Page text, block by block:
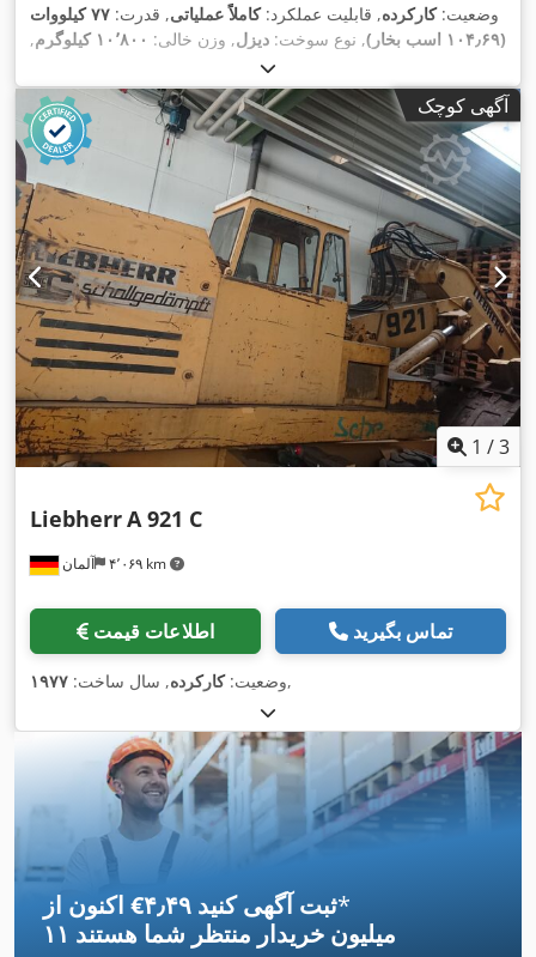
وضعیت:کارکرده, قابلیت عملکرد:کاملاً عملیاتی, قدرت:
۷۷ کیلووات
(۱۰۴٫۶۹ اسب بخار)
, نوع سوخت: دیزل, وزن خالی: ۱۰٬۸۰۰ کیلوگرم
,
سال ساخت:
قدرت:Diesel,
آگهی کوچک
1 /3
آلمان ۴٬۰۶۹ km
LiebherrA 921 C
اطلاعات قیمت تماس بگیرید
وضعیت:کارکرده, سال ساخت: ۱۹۷۷ ,
اکنون از ‎€۴٫۴۹ ثبت آگهی کنید*
۱۱ میلیون خریدار منتظر شما هستند